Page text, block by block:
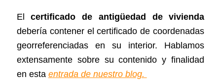
Elcertificado de antigüedad de vivienda
debería contener el certificado de coordenadas
georreferenciadas en su interior. Hablamos
extensamente sobre su contenido y finalidad
en esta entrada de nuestro blog.